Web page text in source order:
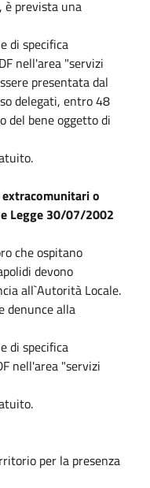
è prevista una
di specifica
nell'area "servizi
presentata dal
delegati, entro 48
del bene oggetto di
o
Legge 30/07/2002
che ospitano
devono
all`Autorità Locale.
denunce alla
di specifica
nell'area "servizi
per la presenza